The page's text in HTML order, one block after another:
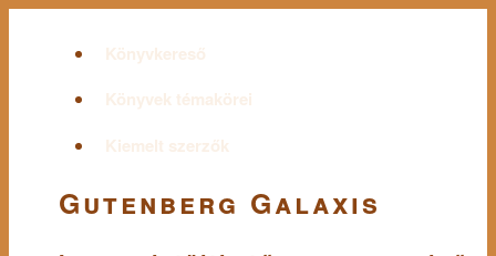
Könyvkereső
Könyvek témakörei
Kiemelt szerzők
Gutenberg Galaxis